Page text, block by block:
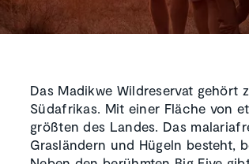
Das Madikwe Wildreservat gehört
Südafrikas. Mit einer Fläche von
größten des Landes. Das
Grasländern und Hügeln besteht,